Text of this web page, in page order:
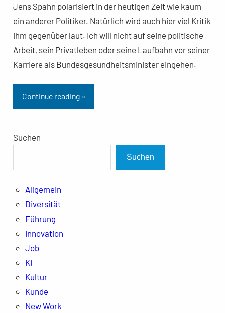
Jens Spahn polarisiert in der heutigen Zeit wie kaum
ein anderer Politiker. Natürlich wird auch hier viel Kritik
ihm gegenüber laut. Ich will nicht auf seine politische
Arbeit, sein Privatleben oder seine Laufbahn vor seiner
Karriere als Bundesgesundheitsminister eingehen.
Continue reading »
Suchen
Suchen
Allgemein
Diversität
Führung
Innovation
Job
KI
Kultur
Kunde
New Work